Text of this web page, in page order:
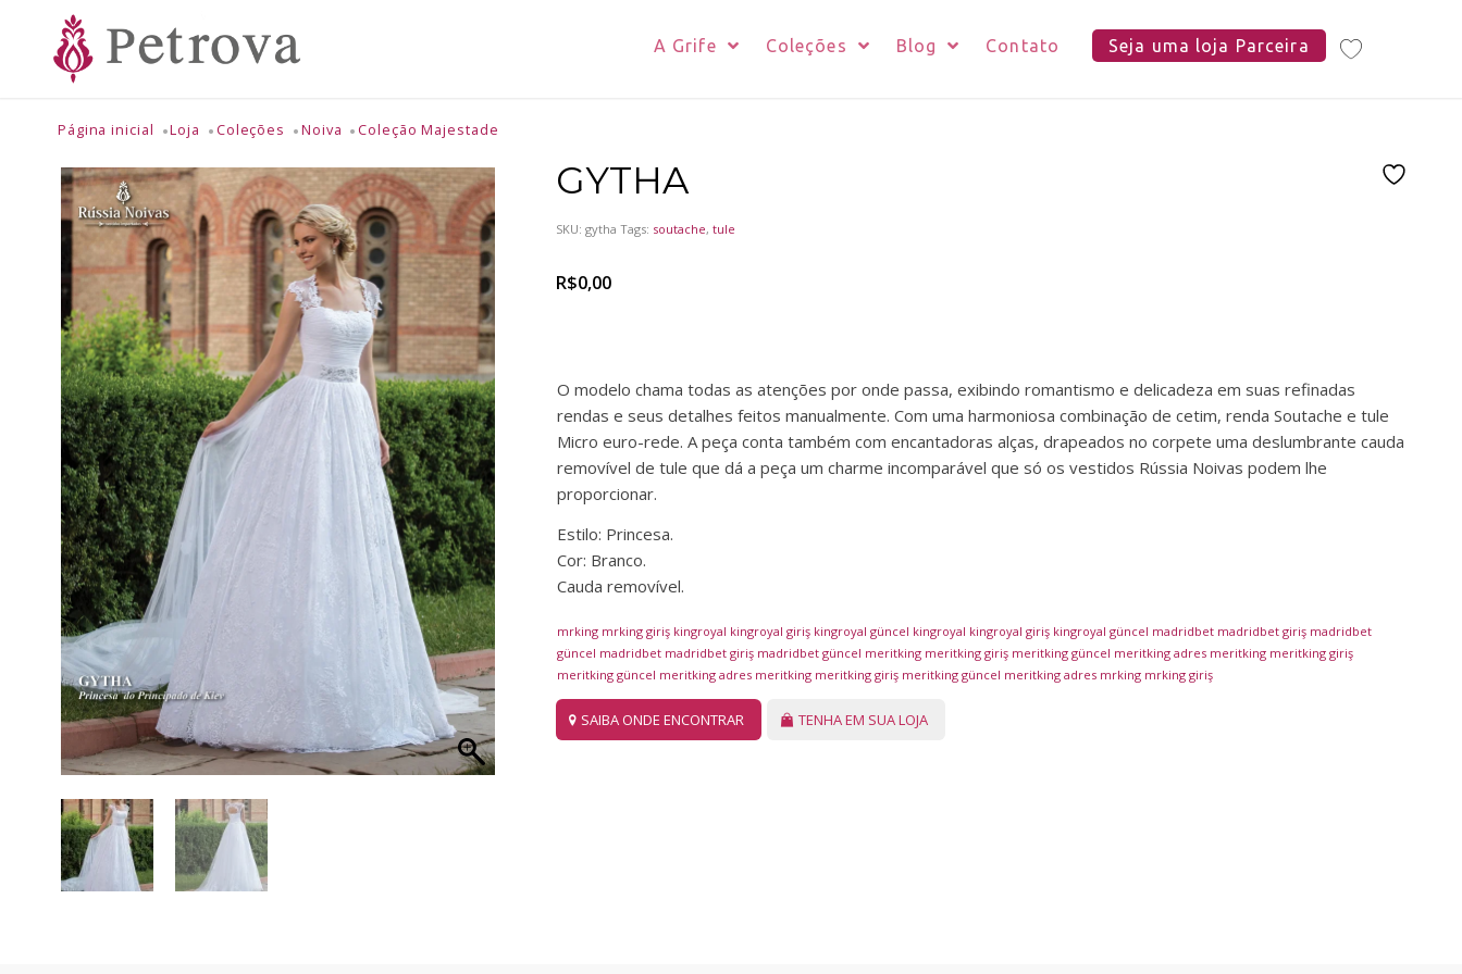
A Grife Coleções Blog Contato Seja uma loja Parceira
Página inicial Loja Coleções Noiva Coleção Majestade
GYTHA
SKU: gytha Tags: soutache, tule
R$0,00
O modelo chama todas as atenções por onde passa, exibindo romantismo e delicadeza em suas refinadas
rendas e seus detalhes feitos manualmente. Com uma harmoniosa combinação de cetim, renda Soutache e tule
Micro euro-rede. A peça conta também com encantadoras alças, drapeados no corpete uma deslumbrante cauda
removível de tule que dá a peça um charme incomparável que só os vestidos Rússia Noivas podem lhe
proporcionar.
Estilo: Princesa.
Cor: Branco.
Cauda removível.
mrking mrking giriş kingroyal kingroyal giriş kingroyal güncel kingroyal kingroyal giriş kingroyal güncel madridbet madridbet giriş madridbet
güncel madridbet madridbet giriş madridbet güncel meritking meritking giriş meritking güncel meritking adres meritking meritking giriş
meritking güncel meritking adres meritking meritking giriş meritking güncel meritking adres mrking mrking giriş
SAIBA ONDE ENCONTRAR TENHA EM SUA LOJA